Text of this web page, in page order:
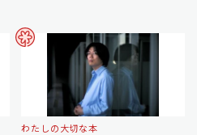
わたしの大切な本